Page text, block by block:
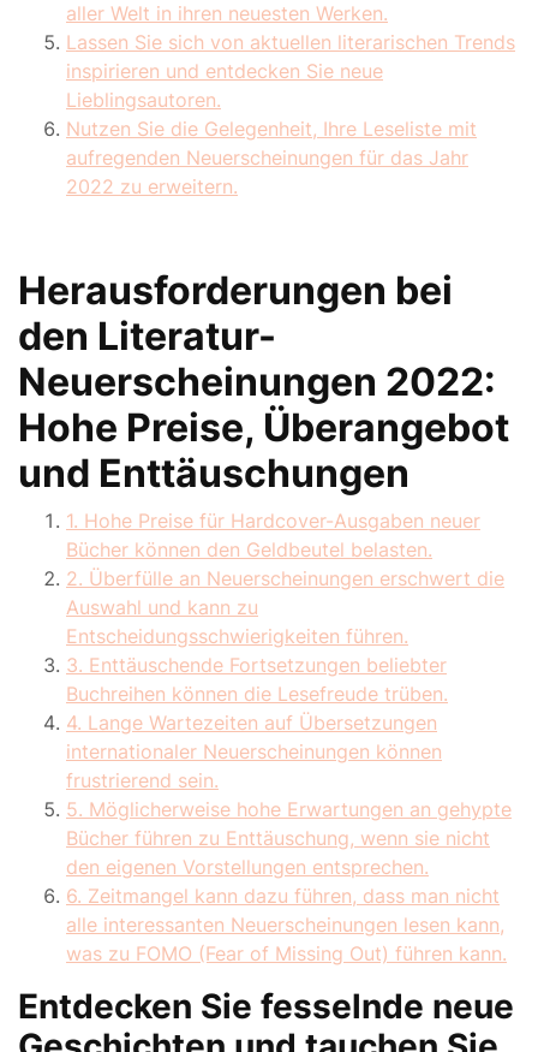
aller Welt in ihren neuesten Werken.
Lassen Sie sich von aktuellen literarischen Trends
inspirieren und entdecken Sie neue
Lieblingsautoren.
Nutzen Sie die Gelegenheit, Ihre Leseliste mit
aufregenden Neuerscheinungen für das Jahr
2022 zu erweitern.
Herausforderungen bei
den Literatur-
Neuerscheinungen 2022:
Hohe Preise, Überangebot
und Enttäuschungen
1. Hohe Preise für Hardcover-Ausgaben neuer
Bücher können den Geldbeutel belasten.
2. Überfülle an Neuerscheinungen erschwert die
Auswahl und kann zu
Entscheidungsschwierigkeiten führen.
3. Enttäuschende Fortsetzungen beliebter
Buchreihen können die Lesefreude trüben.
4. Lange Wartezeiten auf Übersetzungen
internationaler Neuerscheinungen können
frustrierend sein.
5. Möglicherweise hohe Erwartungen an gehypte
Bücher führen zu Enttäuschung, wenn sie nicht
den eigenen Vorstellungen entsprechen.
6. Zeitmangel kann dazu führen, dass man nicht
alle interessanten Neuerscheinungen lesen kann,
was zu FOMO (Fear of Missing Out) führen kann.
Entdecken Sie fesselnde neue